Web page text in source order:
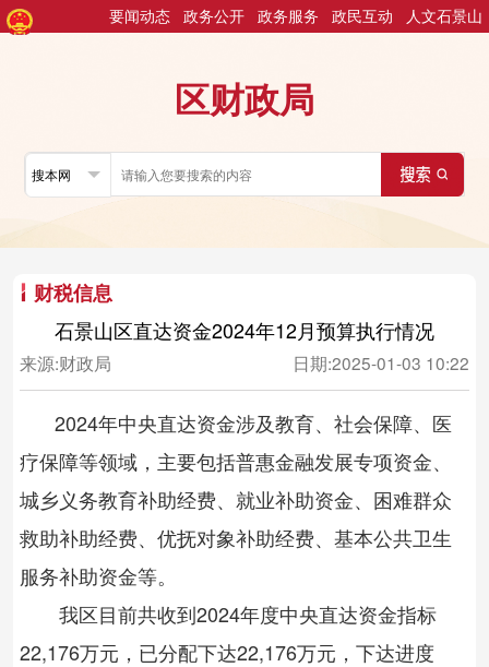
人文石景山
政民互动
政务服务
政务公开
要闻动态
区财政局
财税信息
石景山区直达资金2024年12月预算执行情况
来源:财政局 日期:2025-01-03 10:22
2024年中央直达资金涉及教育、社会保障、医
疗保障等领域，主要包括普惠金融发展专项资金、
城乡义务教育补助经费、就业补助资金、困难群众
救助补助经费、优抚对象补助经费、基本公共卫生
服务补助资金等。
我区目前共收到2024年度中央直达资金指标
22,176万元，已分配下达22,176万元，下达进度